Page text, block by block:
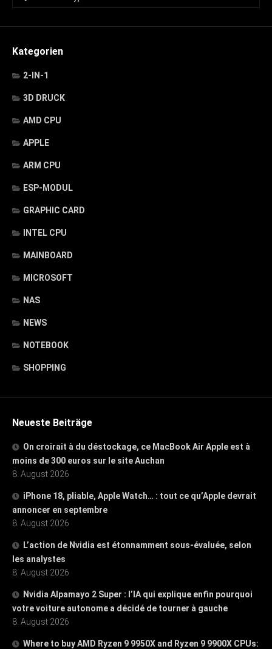
Kategorien
2-IN-1
3D DRUCK
AMD CPU
APPLE
ARM CPU
ESP-MODUL
GRAPHIC CARD
INTEL CPU
MAINBOARD
MICROSOFT
NAS
NEWS
NOTEBOOK
SHOPPING
Neueste Beiträge
On croirait à du déstockage, ce MacBook Air Apple est à
moins de 300 euros sur le site Auchan
8. August 2026
iPhone 18, pliable, Apple Watch… : tout ce qu’Apple devrait
annoncer en septembre
8. August 2026
L’action de Nvidia est étonnamment sous-évaluée, selon
les analystes
8. August 2026
Nvidia Alpamayo 2 Super : l’IA qui explique enfin pourquoi
votre voiture autonome a décidé de tourner à gauche
8. August 2026
Where to buy AMD Ryzen 9 9950X and Ryzen 9 9900X CPUs: